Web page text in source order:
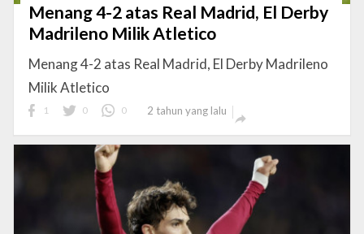
Menang 4-2 atas Real Madrid, El Derby
Madrileno Milik Atletico
Menang 4-2 atas Real Madrid, El Derby Madrileno
Milik Atletico
1 0 0 2 tahun yang lalu
